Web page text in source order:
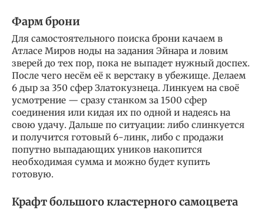
Фарм брони
Для самостоятельного поиска брони качаем в
Атласе Миров ноды на задания Эйнара и ловим
зверей до тех пор, пока не выпадет нужный доспех.
После чего несём её к верстаку в убежище. Делаем
6 дыр за 350 сфер Златокузнеца. Линкуем на своё
усмотрение — сразу станком за 1500 сфер
соединения или кидая их по одной и надеясь на
свою удачу. Дальше по ситуации: либо слинкуется
и получится готовый 6-линк, либо с продажи
попутно выпадающих уников накопится
необходимая сумма и можно будет купить
готовую.
Крафт большого кластерного самоцвета